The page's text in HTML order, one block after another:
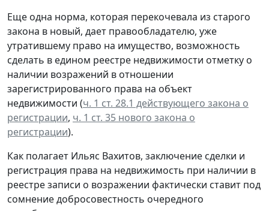
Еще одна норма, которая перекочевала из старого
закона в новый, дает правообладателю, уже
утратившему право на имущество, возможность
сделать в едином реестре недвижимости отметку о
наличии возражений в отношении
зарегистрированного права на объект
недвижимости (ч. 1 ст. 28.1 действующего закона о
регистрации, ч. 1 ст. 35 нового закона о
регистрации).
Как полагает Ильяс Вахитов, заключение сделки и
регистрация права на недвижимость при наличии в
реестре записи о возражении фактически ставит под
сомнение добросовестность очередного